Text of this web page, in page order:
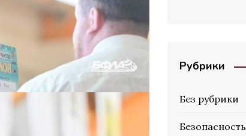
Рубрики
Без рубрики
Безопасность